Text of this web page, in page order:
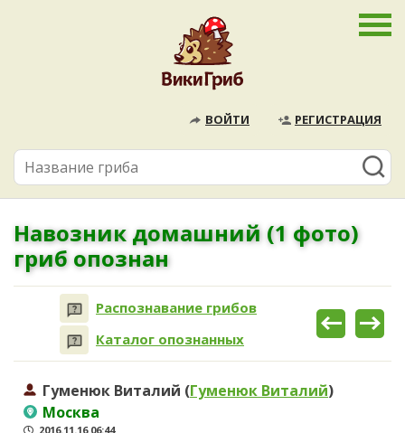
ВОЙТИ РЕГИСТРАЦИЯ
Навозник домашний (1 фото)
гриб опознан
Распознавание грибов
Каталог опознанных
Гуменюк Виталий (Гуменюк Виталий)
Москва
2016.11.16 06:44